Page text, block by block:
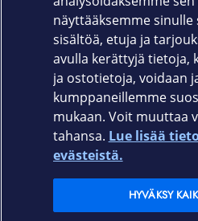
Elisa.fi
näyttääksemme sinulle
sisältöä, etuja ja
avulla kerättyjä tietoja,
ja ostotietoja, voidaan
kumppaneillemme
mukaan. Voit muuttaa
tahansa. Lue lisää
evästeistä.
HYVÄKSY